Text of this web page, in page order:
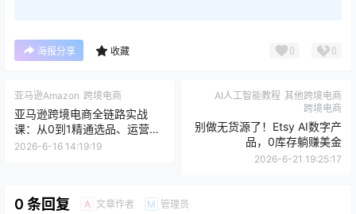
海报分享 收藏 0 0
亚马逊Amazon 跨境电商
亚马逊跨境电商全链路实战
课：从0到1精通选品、运营与
CPC广告
2026-6-16 14:19:19
AI人工智能教程 其他跨境电商
跨境电商
别做无货源了！Etsy AI数字产
品，0库存躺赚美金
2026-6-21 19:25:17
0 条回复 A 文章作者 M 管理员